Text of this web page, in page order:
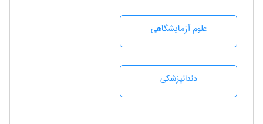
علوم آزمايشگاهی
دندانپزشكی